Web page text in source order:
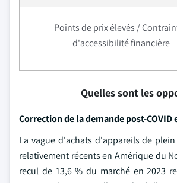
Points de prix élevés /
d'accessibilité financière
Quelles sont les
Correction de la demande post-
La vague d'achats d'appareils de
relativement récents en Amérique du
recul de 13,6 % du marché en 2023